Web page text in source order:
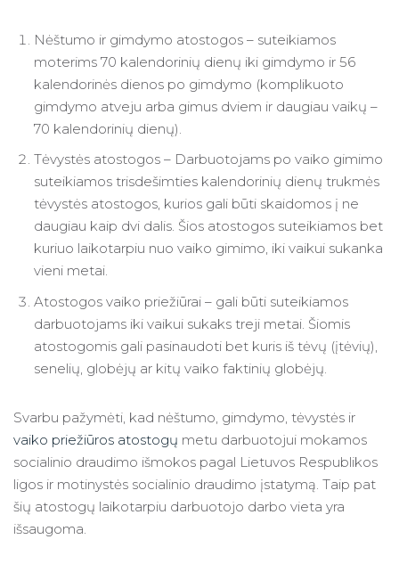
Nėštumo ir gimdymo atostogos – suteikiamos
moterims 70 kalendorinių dienų iki gimdymo ir 56
kalendorinės dienos po gimdymo (komplikuoto
gimdymo atveju arba gimus dviem ir daugiau vaikų –
70 kalendorinių dienų).
Tėvystės atostogos – Darbuotojams po vaiko gimimo
suteikiamos trisdešimties kalendorinių dienų trukmės
tėvystės atostogos, kurios gali būti skaidomos į ne
daugiau kaip dvi dalis. Šios atostogos suteikiamos bet
kuriuo laikotarpiu nuo vaiko gimimo, iki vaikui sukanka
vieni metai.
Atostogos vaiko priežiūrai – gali būti suteikiamos
darbuotojams iki vaikui sukaks treji metai. Šiomis
atostogomis gali pasinaudoti bet kuris iš tėvų (įtėvių),
senelių, globėjų ar kitų vaiko faktinių globėjų.
Svarbu pažymėti, kad nėštumo, gimdymo, tėvystės ir
vaiko priežiūros atostogų metu darbuotojui mokamos
socialinio draudimo išmokos pagal Lietuvos Respublikos
ligos ir motinystės socialinio draudimo įstatymą. Taip pat
šių atostogų laikotarpiu darbuotojo darbo vieta yra
išsaugoma.